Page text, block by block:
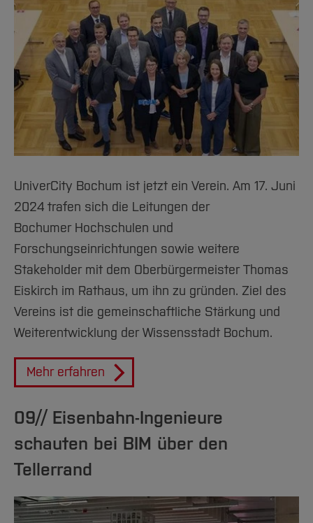
UniverCity Bochum ist jetzt ein Verein. Am 17. Juni
2024 trafen sich die Leitungen der
Bochumer Hochschulen und
Forschungseinrichtungen sowie weitere
Stakeholder mit dem Oberbürgermeister Thomas
Eiskirch im Rathaus, um ihn zu gründen. Ziel des
Vereins ist die gemeinschaftliche Stärkung und
Weiterentwicklung der Wissensstadt Bochum.
Mehr erfahren
09// Eisenbahn-Ingenieure
schauten bei BIM über den
Tellerrand